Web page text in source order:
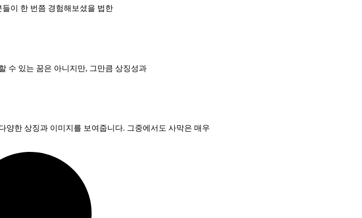
이 한 번쯤 경험해보셨을 법한
수 있는 꿈은 아니지만, 그만큼 상징성과
양한 상징과 이미지를 보여줍니다. 그중에서도 사막은 매우